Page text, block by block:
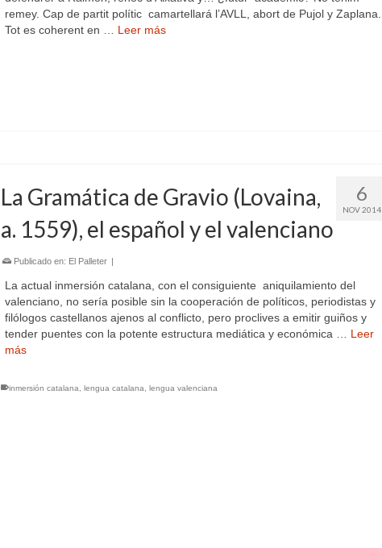
remey. Cap de partit polític camartellará l’AVLL, abort de Pujol y Zaplana.
Tot es coherent en … Leer más
6
NOV 2014
La Gramática de Gravio (Lovaina,
a. 1559), el español y el valenciano
Publicado en: El Palleter |
La actual inmersión catalana, con el consiguiente aniquilamiento del
valenciano, no sería posible sin la cooperación de políticos, periodistas y
filólogos castellanos ajenos al conflicto, pero proclives a emitir guiños y
tender puentes con la potente estructura mediática y económica … Leer
más
inmersión catalana lengua catalana lengua valenciana